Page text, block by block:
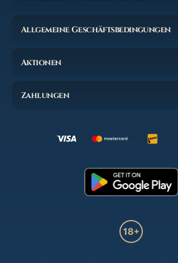
Allgemeine Geschäftsbedingungen
Aktionen
Zahlungen